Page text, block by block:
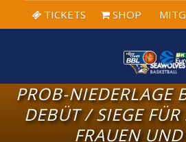
TICKETS SHOP
PROB-NIEDERLAGE
DEBÜT / SIEGE FÜR
FRAUEN